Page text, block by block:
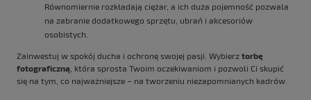
Równomiernie rozkładają ciężar, a ich duża pojemność pozwala
na zabranie dodatkowego sprzętu, ubrań i akcesoriów
osobistych.
Zainwestuj w spokój ducha i ochronę swojej pasji. Wybierz torbę
fotograficzną , która sprosta Twoim oczekiwaniom i pozwoli Ci skupić
się na tym, co najważniejsze – na tworzeniu niezapomnianych kadrów.